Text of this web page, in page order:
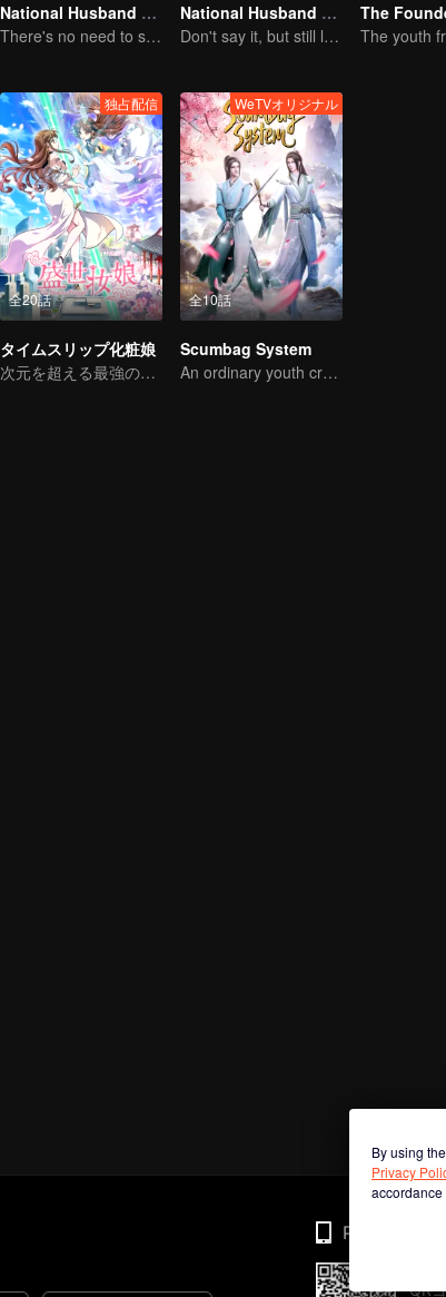
National Husband Bring Home SS4
There's no need to say much about love.
National Husband Bring Home SS2
Don't say it, but still love you
全20話
独占配信
タイムスリップ化粧娘
次元を超える最強の口コミ宣伝ガイド
全10話
WeTVオリジナル
Scumbag System
An ordinary youth crossing as a villain into the book and abusing the hero!
By using
Privacy
Phone
QR